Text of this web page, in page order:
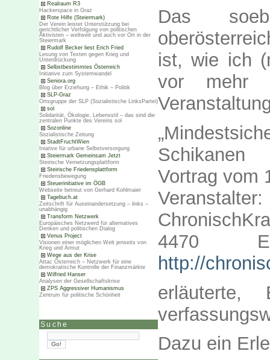
Realraum R3
Hackerspace in Graz
Rote Hilfe (Steiermark)
Der Verein leistet Unterstützung bei
gerichtlicher Verfolgung von politischen
Aktivisten – weltweit und auch vor Ort in der
Steiermark
Rudolf Becker liest Erich Fried
Lesung von Texten gegen Krieg und
Unterdrückung
Selbstbestimmtes Österreich
Initiative zum Systemwandel
Seniora.org
Blog über Erziehung – Ethik – Politik
SLP-Graz
Ortsgruppe der SLP (Sozialistische LinksPartei)
sol
Solidarität, Ökologie, Lebensstil – das sind die
zentralen Punkte des Vereins sol
Sozonline
Sozialistische Zeitung
StadtFruchtWien
Iniative für urbane Selbstversorgung
Steiermark Gemeinsam Jetzt
Steirische Vernetzungsplattform
Steirische Friedensplattform
Friedensbewegung
Steuerinitiative im ÖGB
Webseite betreut von Gerhard Kohlmaier
Tagebuch.at
Zeitschrift für Auseinandersetzung – links –
unabhängig
Transform Netzwerk
Europäisches Netzwerd für alternatives
Denken und politischen Dialog
Venus Project
Visionen einer möglichen Welt jenseits von
Krieg und Armut
Wege aus der Krise
Attac Österreich – Netzwerk für eine
demokratische Kontrolle der Finanzmärkte
Wilfried Hanser
Analysen der Gesellschaftskrise
ZPS Aggressiver Humanismus
Zentrum für politische Schönheit
Suche
Das
ist, wie ich
vor mehr
Schikanen
Vortrag vom
4470
http://
erläuterte,
Dazu ein